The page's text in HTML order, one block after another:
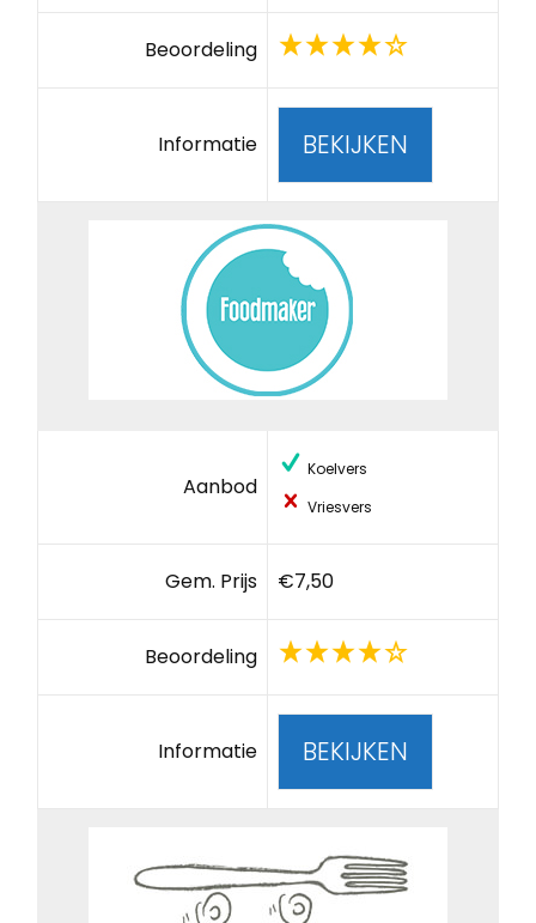
Beoordeling
Informatie BEKIJKEN
Aanbod
Koelvers
Vriesvers
Gem. Prijs €7,50
Beoordeling
Informatie BEKIJKEN